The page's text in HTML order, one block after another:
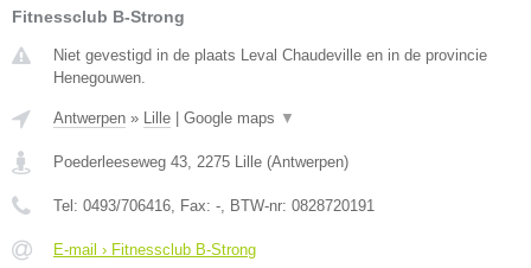
Fitnessclub B-Strong
Niet gevestigd in de plaats Leval Chaudeville en in de provincie
Henegouwen.
Antwerpen » Lille Google maps ▼
Poederleeseweg 43, 2275 Lille (Antwerpen)
Tel: 0493/706416, Fax: -, BTW-nr: 0828720191
E-mail › Fitnessclub B-Strong